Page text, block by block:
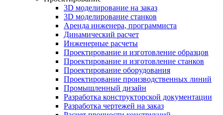
3D моделирование на заказ
3D моделирование станков
Аренда инженера, программиста
Динамический расчет
Инженерные расчеты
Проектирование и изготовление образцов
Проектирование и изготовление станков
Проектирование оборудования
Проектирование производственных линий
Промышленный дизайн
Разработка конструкторской документации
Разработка чертежей на заказ